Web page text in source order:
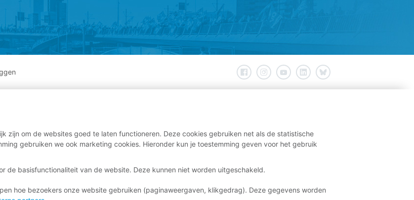
zijn om de websites goed te laten functioneren. Deze cookies gebruiken net als de statistische
gebruiken we ook marketing cookies. Hieronder kun je toestemming geven voor het gebruik
de basisfunctionaliteit van de website. Deze kunnen niet worden uitgeschakeld.
hoe bezoekers onze website gebruiken (paginaweergaven, klikgedrag). Deze gegevens worden